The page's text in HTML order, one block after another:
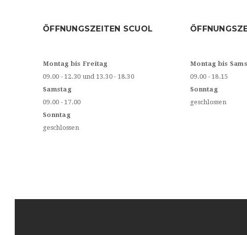
ÖFFNUNGSZEITEN SCUOL
Montag bis Freitag
09.00 - 12.30 und 13.30 - 18.30
Samstag
09.00 - 17.00
Sonntag
geschlossen
Montag bis
09.00 - 18.15
Sonntag
geschlossen